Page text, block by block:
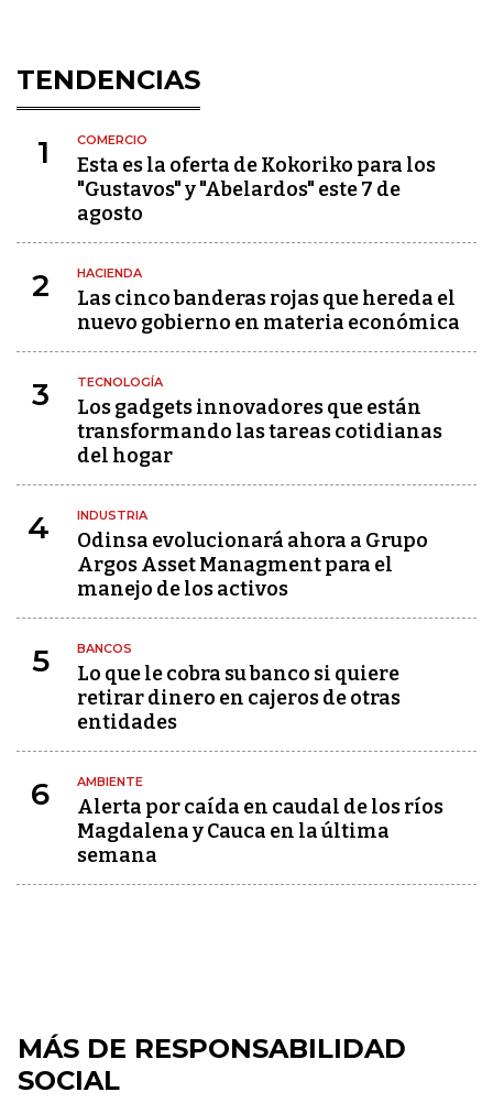
TENDENCIAS
1 COMERCIO
Esta es la oferta de Kokoriko para los
"Gustavos" y "Abelardos" este 7 de
agosto
2 HACIENDA
Las cinco banderas rojas que hereda el
nuevo gobierno en materia económica
3 TECNOLOGÍA
Los gadgets innovadores que están
transformando las tareas cotidianas
del hogar
4 INDUSTRIA
Odinsa evolucionará ahora a Grupo
Argos Asset Managment para el
manejo de los activos
5 BANCOS
Lo que le cobra su banco si quiere
retirar dinero en cajeros de otras
entidades
6 AMBIENTE
Alerta por caída en caudal de los ríos
Magdalena y Cauca en la última
semana
MÁS DE RESPONSABILIDAD
SOCIAL